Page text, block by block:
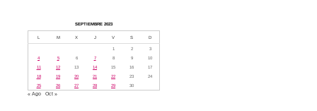
SEPTIEMBRE 2023
L M X J V S D
1 2
3
4
5 6 7 8 9
10
11
12 13 14 15 16
17
18
19 20 21 22 23
24
25
26 27 28 29 30
« Ago Oct »